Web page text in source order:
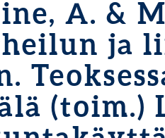
A. &
ja
(toim.)